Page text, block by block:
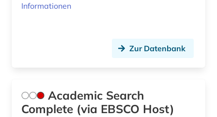
busch (1)
camilla collett (1)
carl michael bellman (1)
cd-rom (2)
Informationen
Zur Datenbank
Academic Search
Complete (via EBSCO Host)